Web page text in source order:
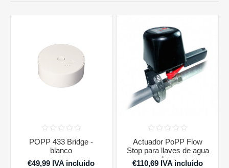
POPP 433 Bridge -
blanco
€49,99 IVA incluido
Actuador PoPP Flow
Stop para llaves de agua
o de gas
€110,69 IVA incluido